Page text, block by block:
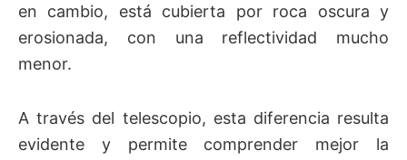
en cambio, está cubierta por roca oscura y
erosionada, con una reflectividad mucho
menor.
A través del telescopio, esta diferencia resulta
evidente y permite comprender mejor la